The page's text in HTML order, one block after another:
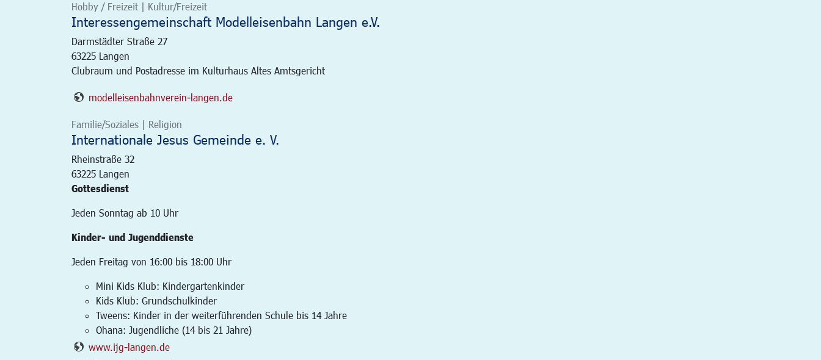
Hobby / Freizeit | Kultur/Freizeit
Interessengemeinschaft Modelleisenbahn Langen e.V.
Darmstädter Straße 27
63225 Langen
Clubraum und Postadresse im Kulturhaus Altes Amtsgericht
modelleisenbahnverein-langen.de
Familie/Soziales | Religion
Internationale Jesus Gemeinde e. V.
Rheinstraße 32
63225 Langen
Gottesdienst
Jeden Sonntag ab 10 Uhr
Kinder- und Jugenddienste
Jeden Freitag von 16:00 bis 18:00 Uhr
Mini Kids Klub: Kindergartenkinder
Kids Klub: Grundschulkinder
Tweens: Kinder in der weiterführenden Schule bis 14 Jahre
Ohana: Jugendliche (14 bis 21 Jahre)
www.ijg-langen.de